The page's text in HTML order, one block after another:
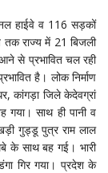
हाईवे व 116 सड़कों
तक राज्य में 21 बिजली
से प्रभावित चल रही
है। लोक निर्माण
कांगड़ा जिले केदेवग्रां
साथ ही पानी व
गुड्डू पुत्र राम लाल
के साथ बह गई। भारी
गिर गया। प्रदेश के